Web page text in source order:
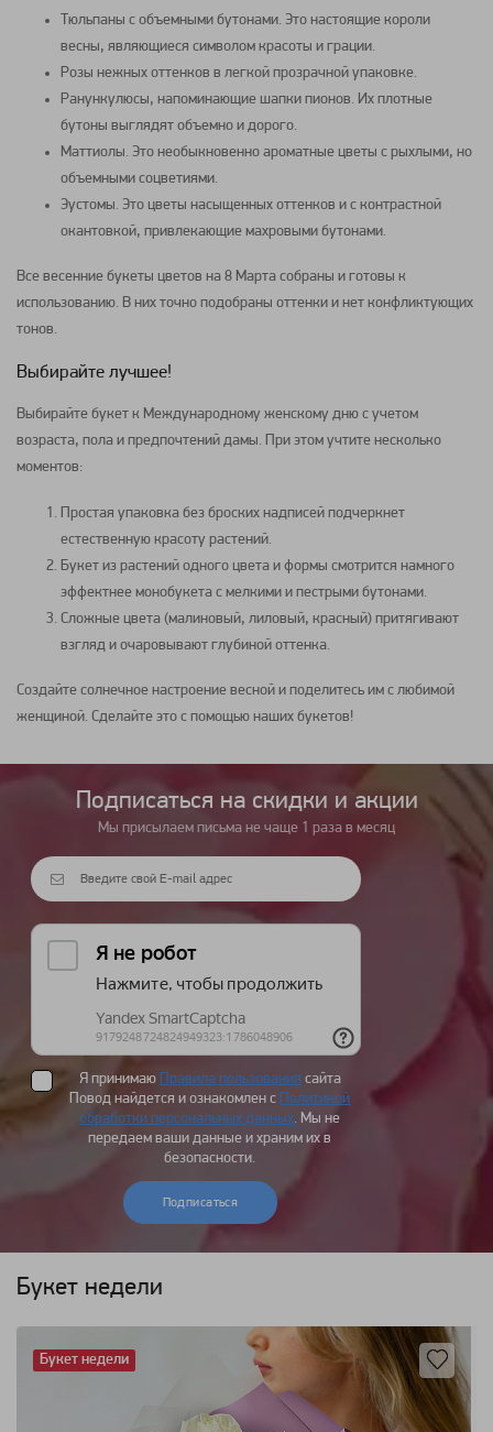
Тюльпаны с объемными бутонами. Это настоящие короли
весны, являющиеся символом красоты и грации.
Розы нежных оттенков в легкой прозрачной упаковке.
Ранункулюсы, напоминающие шапки пионов. Их плотные
бутоны выглядят объемно и дорого.
Маттиолы. Это необыкновенно ароматные цветы с рыхлыми, но
объемными соцветиями.
Эустомы. Это цветы насыщенных оттенков и с контрастной
окантовкой, привлекающие махровыми бутонами.
Все весенние букеты цветов на 8 Марта собраны и готовы к
использованию. В них точно подобраны оттенки и нет конфликтующих
тонов.
Выбирайте лучшее!
Выбирайте букет к Международному женскому дню с учетом
возраста, пола и предпочтений дамы. При этом учтите несколько
моментов:
Простая упаковка без броских надписей подчеркнет
естественную красоту растений.
Букет из растений одного цвета и формы смотрится намного
эффектнее монобукета с мелкими и пестрыми бутонами.
Сложные цвета (малиновый, лиловый, красный) притягивают
взгляд и очаровывают глубиной оттенка.
Создайте солнечное настроение весной и поделитесь им с любимой
женщиной. Сделайте это с помощью наших букетов!
Подписаться на cкидки и акции
Мы присылаем письма не чаще 1 раза в месяц
Я принимаю Правила пользования сайта
Повод найдется и ознакомлен с Политикой
обработки персональных данных. Мы не
передаем ваши данные и храним их в
безопасности.
Подписаться
Букет недели
Букет недели